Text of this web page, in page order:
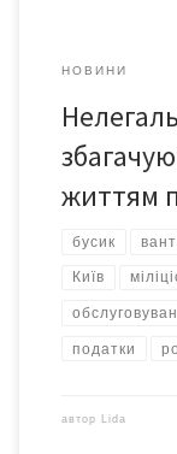
НОВИНИ
життям
бусик
Київ
податки
автор Lida